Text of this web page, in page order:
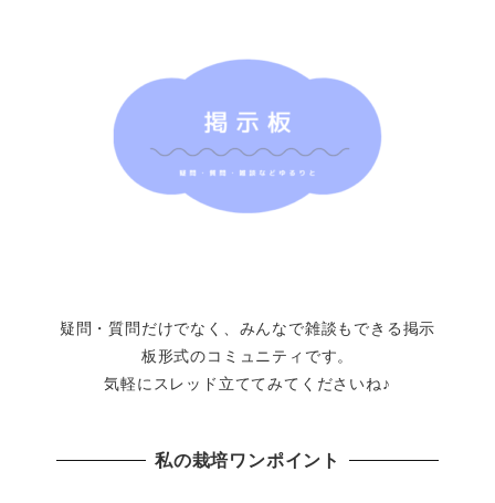
疑問・質問だけでなく、みんなで雑談もできる掲示
板形式のコミュニティです。
気軽にスレッド立ててみてくださいね♪
私の栽培ワンポイント